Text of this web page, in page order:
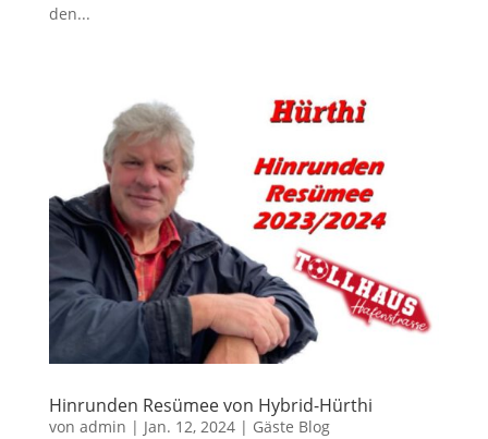
den...
Hinrunden Resümee von Hybrid-Hürthi
von admin | Jan. 12, 2024| Gäste Blog